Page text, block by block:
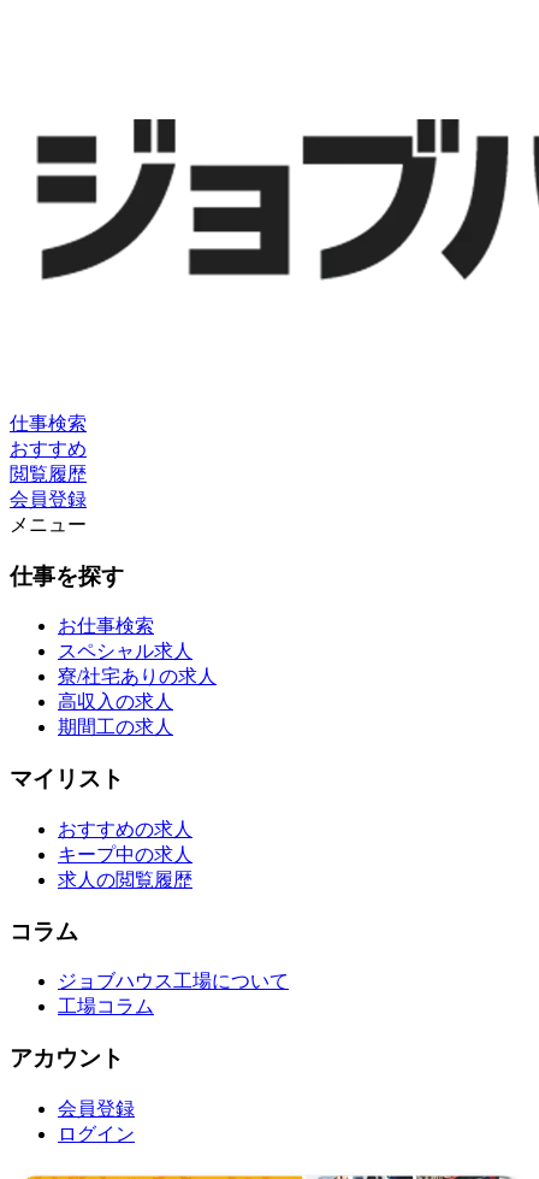
仕事検索
おすすめ
閲覧履歴
会員登録
メニュー
仕事を探す
お仕事検索
スペシャル求人
寮/社宅ありの求人
高収入の求人
期間工の求人
マイリスト
おすすめの求人
キープ中の求人
求人の閲覧履歴
コラム
ジョブハウス工場について
工場コラム
アカウント
会員登録
ログイン